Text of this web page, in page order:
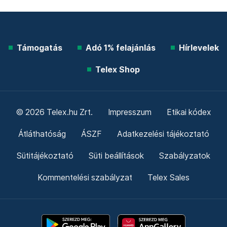
Támogatás Adó 1% felajánlás Hírlevelek
Telex Shop
© 2026 Telex.hu Zrt. Impresszum Etikai kódex
Átláthatóság ÁSZF Adatkezelési tájékoztató
Sütitájékoztató Süti beállítások Szabályzatok
Kommentelési szabályzat Telex Sales